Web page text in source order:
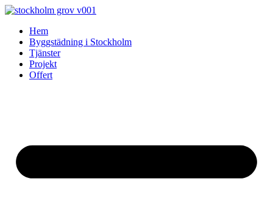
Skip
contentHem
Byggstädning i Stockholm
Tjänster
Projekt
Offert